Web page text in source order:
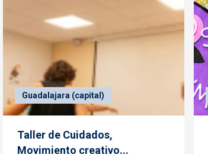
Guadalajara (capital)
Taller de Cuidados,
Movimiento creativo...